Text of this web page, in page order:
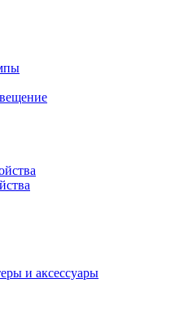
и аксессуары